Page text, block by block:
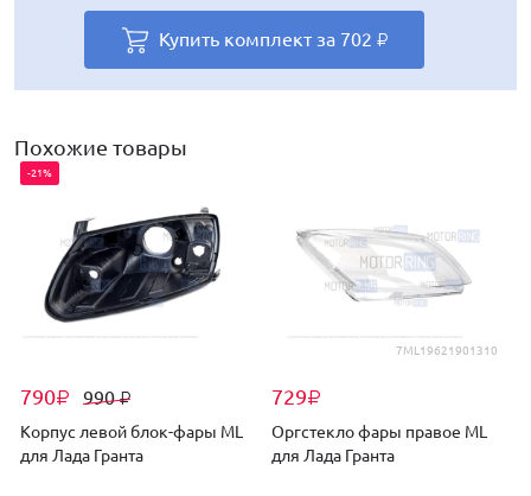
Купить комплект за 702 ₽
Купить комплект за 728 ₽
Купить комплект за 702 ₽
Купить комплект за 862 ₽
Купить комплект за 710 ₽
Похожие товары
790₽ 990₽
-21%
Корпус левой блок-фары ML
для Лада Гранта
7ML19621901310
729₽
Оргстекло фары правое ML
для Лада Гранта